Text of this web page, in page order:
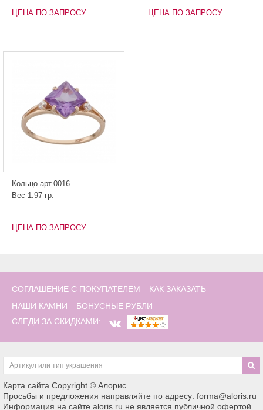
ЦЕНА ПО ЗАПРОСУ ЦЕНА ПО ЗАПРОСУ
Кольцо арт.0016
Вес 1.97 гр.
ЦЕНА ПО ЗАПРОСУ
СОГЛАШЕНИЕ С ПОКУПАТЕЛЕМ
КАК ЗАКАЗАТЬ
НАШИ КАМНИ
БОНУСНЫЕ РУБЛИ
СЛЕДИ ЗА СКИДКАМИ:
Карта сайта Copyright © Алорис
Просьбы и предложения направляйте по адресу: forma@aloris.ru
Информация на сайте aloris.ru не является публичной офертой.